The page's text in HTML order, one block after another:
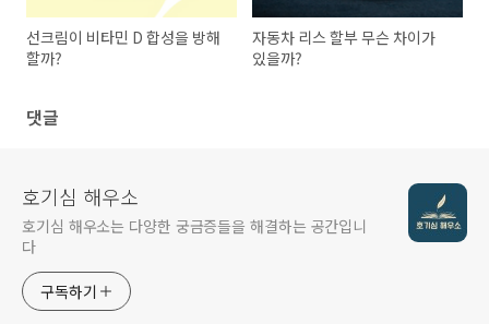
선크림이 비타민 D 합성을 방해
할까?
자동차 리스 할부 무슨 차이가
있을까?
댓글
호기심 해우소
호기심 해우소는 다양한 궁금증들을 해결하는 공간입니
다
구독하기